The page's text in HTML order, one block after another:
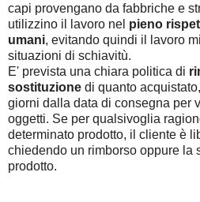
capi provengano da fabbriche e
utilizzino il lavoro nel pieno
umani, evitando quindi il lavoro
situazioni di schiavitù.
E' prevista una chiara politica di
sostituzione di quanto
giorni dalla data di consegna per
oggetti. Se per qualsivoglia
determinato prodotto, il cliente è
chiedendo un rimborso oppure la
prodotto.